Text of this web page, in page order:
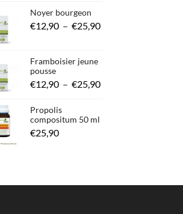
Noyer bourgeon
€12,90 – €25,90Plage
Framboisier jeune
pousse
€12,90 – €25,90Plage
Propolis
compositum 50 ml
€25,90